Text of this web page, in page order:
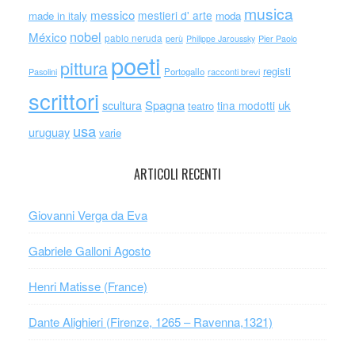
made in italy messico mestieri d' arte moda musica
México nobel pablo neruda perù Philippe Jaroussky Pier Paolo
Pasolini pitturapoeti Portogallo racconti brevi registi
scrittori scultura Spagna teatro tina modotti uk
uruguay usa varie
ARTICOLI RECENTI
Giovanni Verga da Eva
Gabriele Galloni Agosto
Henri Matisse (France)
Dante Alighieri (Firenze, 1265 – Ravenna,1321)